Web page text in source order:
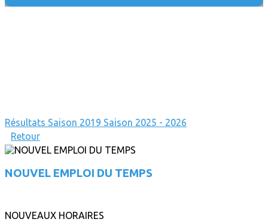
Résultats Saison 2019 Saison 2025 - 2026
Retour
NOUVEL EMPLOI DU TEMPS
NOUVEAUX HORAIRES